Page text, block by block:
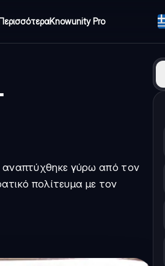
Knowunity Pro
γύρω από τον
πολίτευμα με τον